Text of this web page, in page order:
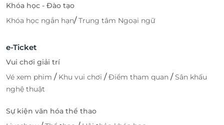
Khóa học - Đào tạo
Khóa học ngắn hạn/Trung tâm Ngoại ngữ
e-Ticket
Vui chơi giải trí
Vé xem phim / Khu vui chơi /Điểm tham quan /Sân khấu
nghệ thuật
Sự kiện văn hóa thể thao